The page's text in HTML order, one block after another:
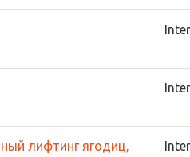
лифтинг ягодиц,